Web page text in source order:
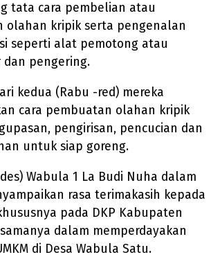
tata cara pembelian atau
olahan kripik serta pengenalan
seperti alat pemotong atau
dan pengering.
kedua (Rabu -red) mereka
cara pembuatan olahan kripik
pengirisan, pencucian dan
untuk siap goreng.
Wabula 1 La Budi Nuha dalam
rasa terimakasih kepada
pada DKP Kabupaten
dalam memperdayakan
di Desa Wabula Satu.